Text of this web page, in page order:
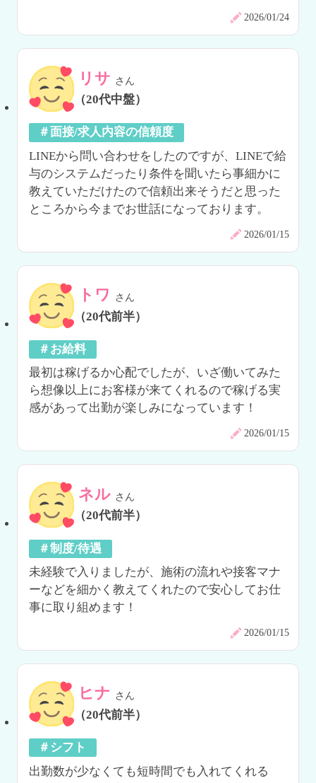
2026/01/24
リサ さん
（20代中盤）
＃面接/求人内容の信頼度
LINEから問い合わせをしたのですが、LINEで給
与のシステムだったり条件を聞いたら事細かに
教えていただけたので信頼出来そうだと思った
ところから今までお世話になっております。
2026/01/15
トワ さん
（20代前半）
＃お給料
最初は稼げるか心配でしたが、いざ働いてみた
ら想像以上にお客様が来てくれるので稼げる実
感があって出勤が楽しみになっています！
2026/01/15
ネル さん
（20代前半）
＃制度/待遇
未経験で入りましたが、施術の流れや接客マナ
ーなどを細かく教えてくれたので安心してお仕
事に取り組めます！
2026/01/15
ヒナ さん
（20代前半）
＃シフト
出勤数が少なくても短時間でも入れてくれる